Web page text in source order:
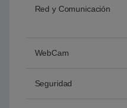
Red y Comunicación
WebCam
Seguridad